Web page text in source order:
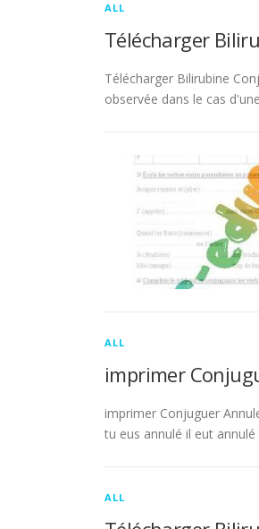
ALL
Télécharger
Télécharger Bilirubine
observée dans le cas
ALL
imprimer
imprimer Conjuguer
tu eus annulé il eut
ALL